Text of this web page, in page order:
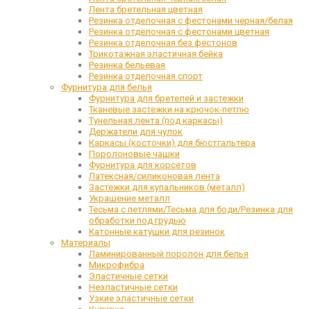
Лента бретельная цветная
Резинка отделочная с фестонами черная/белая
Резинка отделочная с фестонами цветная
Резинка отделочная без фестонов
Трикотажная эластичная бейка
Резинка бельевая
Резинка отделочная спорт
Фурнитура для белья
Фурнитура для бретелей и застежки
Тканевые застежки на крючок-петлю
Тунельная лента (под каркасы)
Держатели для чулок
Каркасы (косточки) для бюстгальтера
Поролоновые чашки
Фурнитура для корсетов
Латексная/силиконовая лента
Застежки для купальников (металл)
Украшение металл
Тесьма с петлями/Тесьма для боди/Резинка для
обработки под грудью
Катонные катушки для резинок
Материалы
Ламинированный поролон для белья
Микрофибра
Эластичные сетки
Неэластичные сетки
Узкие эластичные сетки